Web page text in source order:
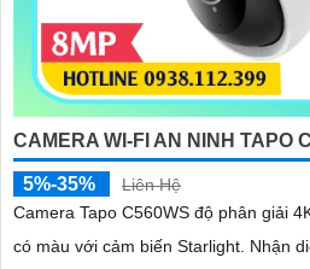
CAMERA WI-FI AN NINH TAPO
5%-35%
Liên Hệ
Camera Tapo C560WS độ phân giải
có màu với cảm biến Starlight. Nhận diện khuôn mặt cục bộ thông